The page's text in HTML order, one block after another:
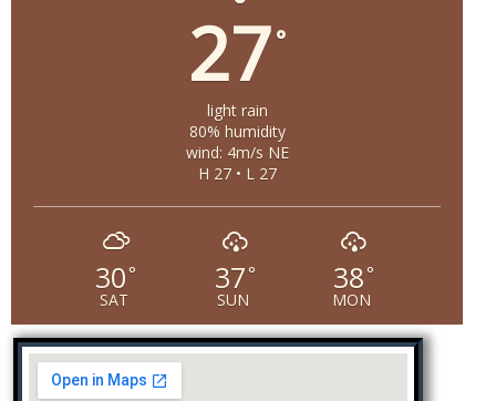
27°
light rain
80% humidity
wind: 4m/s NE
H 27 • L 27
30°
SAT
37°
SUN
38°
MON